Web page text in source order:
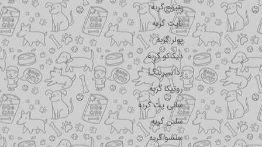
پتیوم گربه
تاپت گربه
پولر گربه
دیکاکو گربه
رداسپرینگ
روتیکا گربه
سانی پت گربه
سلبن گربه
سنسو گربه